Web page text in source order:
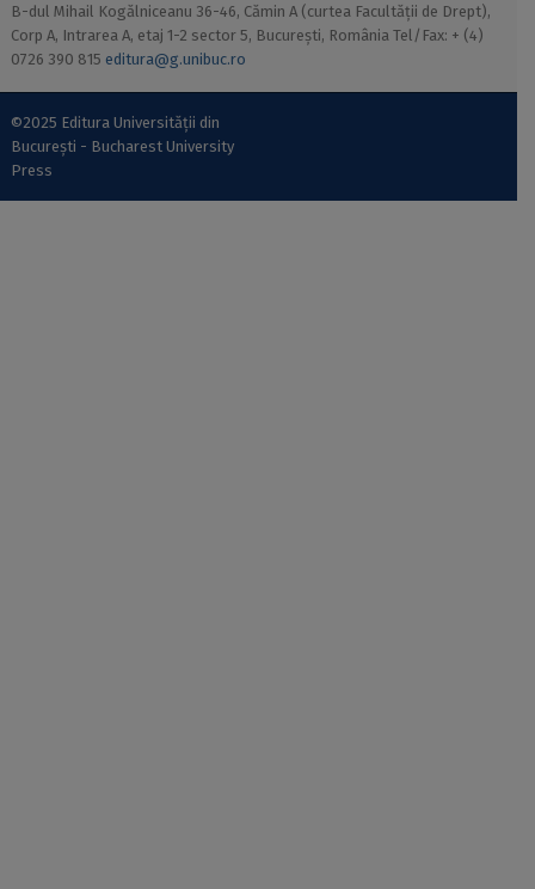
B-dul Mihail Kogălniceanu 36-46, Cămin A (curtea Facultății de Drept),
Corp A, Intrarea A, etaj 1-2 sector 5, București, România Tel/Fax: + (4)
0726 390 815 editura@g.unibuc.ro
©2025 Editura Universității din
București - Bucharest University
Press